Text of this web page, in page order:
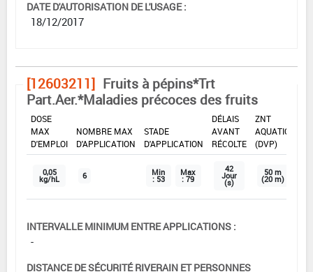
DATE D'AUTORISATION DE L'USAGE :
18/12/2017
[12603211] Fruits à pépins*Trt
Part.Aer.*Maladies précoces des fruits
DOSE
MAX
D'EMPLOI
NOMBRE MAX
D'APPLICATION
STADE
D'APPLICATION
DÉLAIS
AVANT
RÉCOLTE
ZNT
AQUATIQUE
(DVP)
0,05
kg/hL 6 Min
: 53
Max
: 79
42
Jour
(s)
50 m
(20 m)
INTERVALLE MINIMUM ENTRE APPLICATIONS :
-
DISTANCE DE SÉCURITÉ RIVERAIN ET PERSONNES